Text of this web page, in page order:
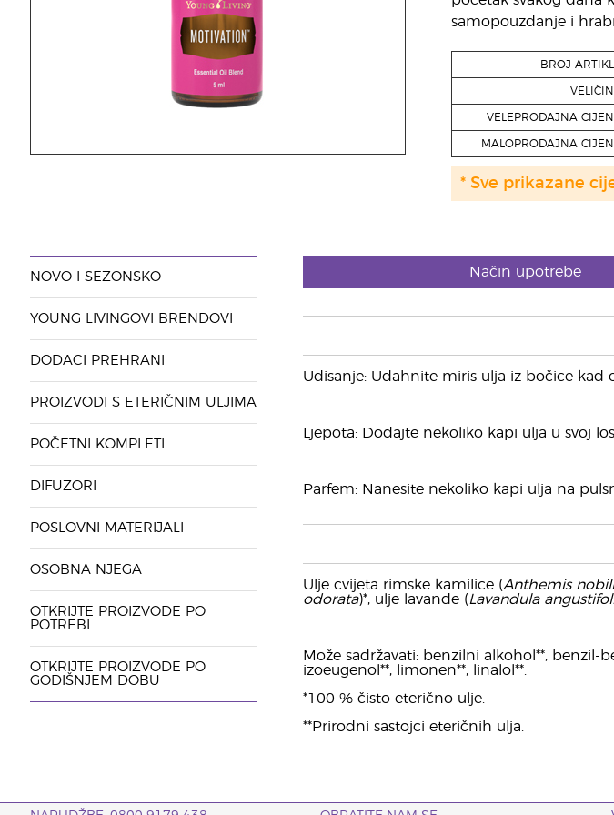
samopouzdanje i
BROJ
VELEPRODAJNA
MALOPRODAJNA
* Sve prikazane
NOVO I SEZONSKO
YOUNG LIVINGOVI BRENDOVI
DODACI PREHRANI
PROIZVODI S ETERIČNIM ULJIMA
POČETNI KOMPLETI
DIFUZORI
POSLOVNI MATERIJALI
OSOBNA NJEGA
OTKRIJTE PROIZVODE PO
POTREBI
OTKRIJTE PROIZVODE PO
GODIŠNJEM DOBU
Način upotrebe
Udisanje: Udahnite miris ulja iz bočice
Ljepota: Dodajte nekoliko kapi ulja u svoj
Parfem: Nanesite nekoliko kapi ulja na
Ulje cvijeta rimske kamilice (Anthemis
odorata)*, ulje lavande (Lavandula
Može sadržavati: benzilni alkohol**, benzil-
izoeugenol**, limonen**, linalol**.
*100 % čisto eterično ulje.
**Prirodni sastojci eteričnih ulja.